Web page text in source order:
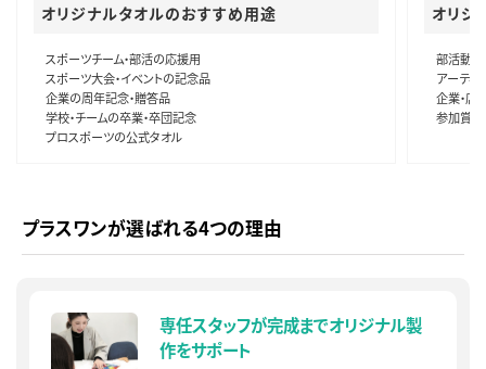
オリジナルタオルのおすすめ用途
スポーツチーム・部活の応援用
スポーツ大会・イベントの記念品
企業の周年記念・贈答品
学校・チームの卒業・卒団記念
プロスポーツの公式タオル
オリジ
部活動な
アーティ
企業・店
参加賞・
プラスワンが選ばれる4つの理由
専任スタッフが完成までオリジナル製
作をサポート